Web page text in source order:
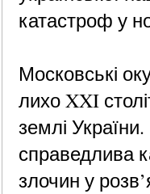
катастроф у
Московські
лихо XXI
землі
справедлива
злочин у